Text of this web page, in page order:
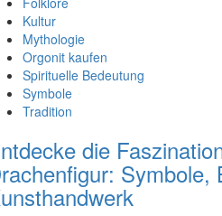
Kultur
Mythologie
Orgonit kaufen
Spirituelle Bedeutung
Symbole
Tradition
die
Symbole,